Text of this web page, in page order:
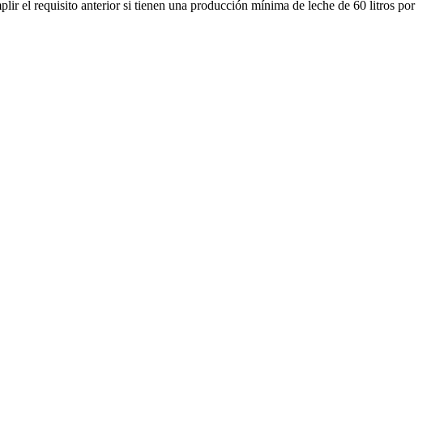
el requisito anterior si tienen una producción mínima de leche de 60 litros por